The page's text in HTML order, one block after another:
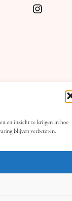
en inzicht te krijgen in hoe
blijven verbeteren.